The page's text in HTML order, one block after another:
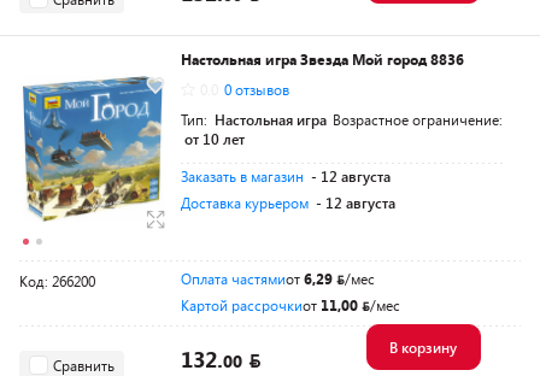
Настольная игра Звезда Мой город 8836
0 отзывов
Тип: Настольная игра Возрастное ограничение:
от 10 лет
Заказать в магазин - 12 августа
Доставка курьером - 12 августа
Код: 266200 Оплата частямиот6,29
/мес
Картой рассрочкиот 11,00 /мес
Сравнить 132.00
В корзину